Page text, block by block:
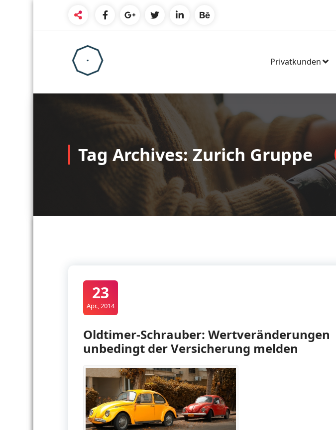
content
Privatkunden
Tag Archives: Zurich Gruppe
23
Apr., 2014
Oldtimer-Schrauber: Wertveränderungen
unbedingt der Versicherung melden